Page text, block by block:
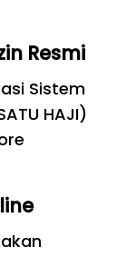
Resmi
Sistem
HAJI)